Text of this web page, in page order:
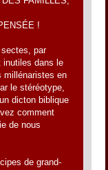
!
par
inutiles dans le
millénaristes en
le stéréotype,
dicton biblique
comment
de nous
de grand-